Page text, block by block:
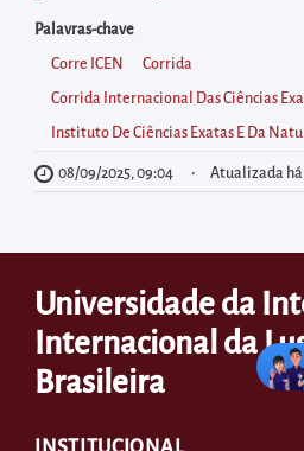
para
realizar
buscas
internas
Acessar
diretamente
postas
no
rodapé
Palavras-chave
Corre ICEN Corrida
Corrida Internacional Das Ciências
Instituto De Ciências Exatas E Da
08/09/2025, 09:04 Atualizada há
Universidade da
Internacional da
Brasileira